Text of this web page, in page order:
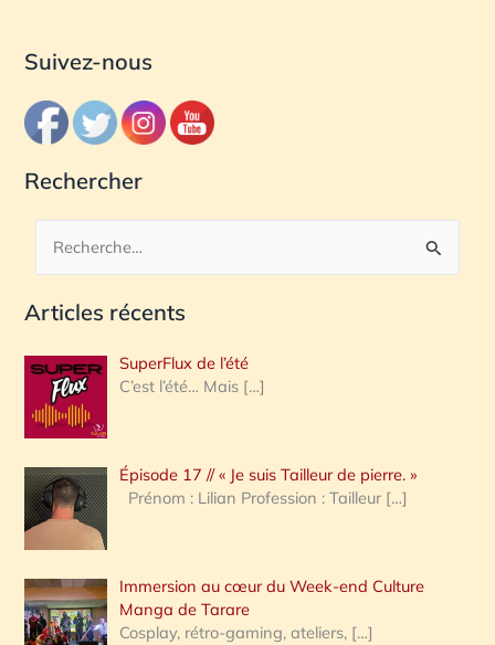
Suivez-nous
Rechercher
c
e
r
c
h
e
:
Articles récents
SuperFlux de l’été
C’est l’été… Mais […]
Épisode 17 // « Je suis Tailleur de pierre. »
Prénom : Lilian Profession : Tailleur […]
Immersion au cœur du Week-end Culture
Manga de Tarare
Cosplay, rétro-gaming, ateliers, […]